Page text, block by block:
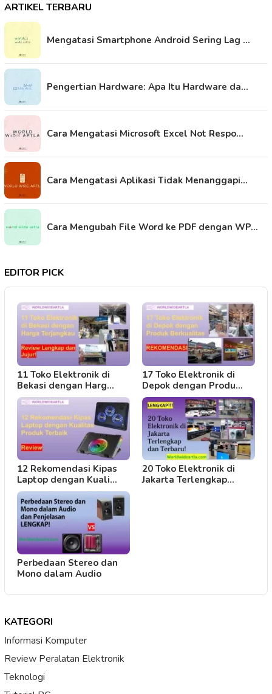
ARTIKEL TERBARU
Mengatasi Smartphone Android Sering Lag …
Pengertian Hardware: Apa Itu Hardware da…
Cara Mengatasi Microsoft Excel Not Respo…
Cara Mengatasi Aplikasi Tidak Menanggapi…
Cara Mengubah File Word ke PDF dengan WP…
EDITOR PICK
11 Toko Elektronik di
Bekasi dengan Harg…
17 Toko Elektronik di
Depok dengan Produ…
12 Rekomendasi Kipas
Laptop dengan Kuali…
20 Toko Elektronik di
Jakarta Terlengkap…
Perbedaan Stereo dan
Mono dalam Audio
KATEGORI
Informasi Komputer
Review Peralatan Elektronik
Teknologi